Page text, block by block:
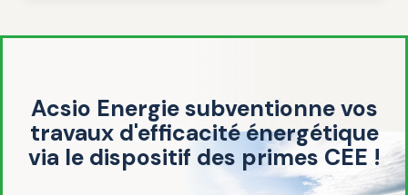
Acsio Energie subventionne vos
travaux d'efficacité énergétique
via le dispositif des primes CEE !